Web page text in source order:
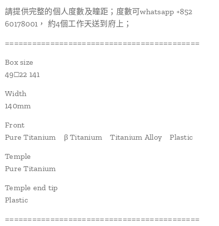
請提供完整的個人度數及瞳距；度數可whatsapp +852
60178001， 約4個工作天送到府上；
===========================================
Box size
49□22 141
Width
140mm
Front
Pure Titanium β Titanium Titanium Alloy Plastic
Temple
Pure Titanium
Temple end tip
Plastic
===========================================